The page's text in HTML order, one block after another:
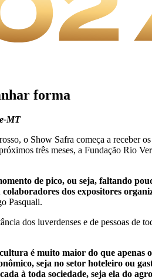
forma
MT
o Show Safra começa a receber
três meses, a Fundação Rio
de pico, ou seja, faltando
dos expositores
Pasquali.
dos luverdenses e de pessoas de
é muito maior do que
seja no setor hoteleiro ou
à toda sociedade, seja ela do